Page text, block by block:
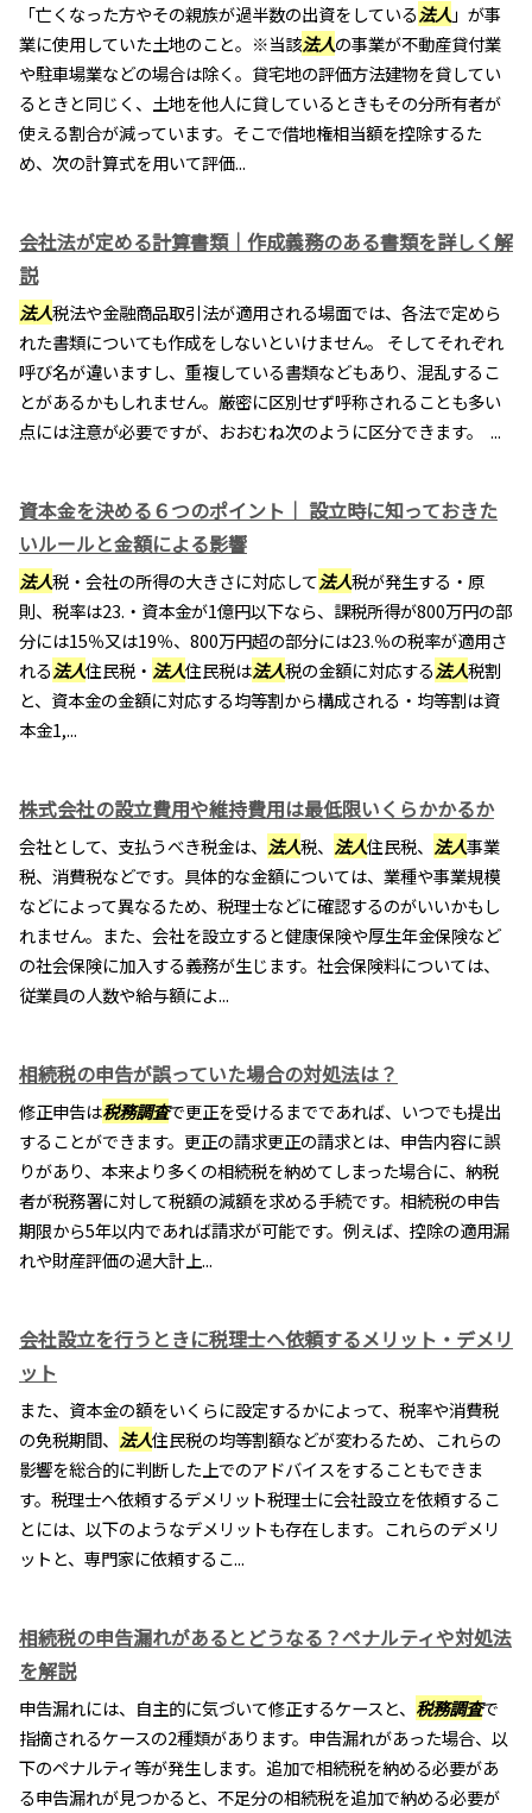
「亡くなった方やその親族が過半数の出資をしている法人」が事
業に使用していた土地のこと。※当該法人の事業が不動産貸付業
や駐車場業などの場合は除く。貸宅地の評価方法建物を貸してい
るときと同じく、土地を他人に貸しているときもその分所有者が
使える割合が減っています。そこで借地権相当額を控除するた
め、次の計算式を用いて評価...
会社法が定める計算書類｜作成義務のある書類を詳しく解
説
法人税法や金融商品取引法が適用される場面では、各法で定めら
れた書類についても作成をしないといけません。 そしてそれぞれ
呼び名が違いますし、重複している書類などもあり、混乱するこ
とがあるかもしれません。厳密に区別せず呼称されることも多い
点には注意が必要ですが、おおむね次のように区分できます。 ...
資本金を決める６つのポイント｜ 設立時に知っておきた
いルールと金額による影響
法人税・会社の所得の大きさに対応して法人税が発生する・原
則、税率は23.・資本金が1億円以下なら、課税所得が800万円の部
分には15％又は19％、800万円超の部分には23.％の税率が適用さ
れる法人住民税・ 法人住民税は法人税の金額に対応する法人税割
と、資本金の金額に対応する均等割から構成される・均等割は資
本金1,...
株式会社の設立費用や維持費用は最低限いくらかかるか
会社として、支払うべき税金は、 法人税、 法人住民税、 法人事業
税、消費税などです。具体的な金額については、業種や事業規模
などによって異なるため、税理士などに確認するのがいいかもし
れません。また、会社を設立すると健康保険や厚生年金保険など
の社会保険に加入する義務が生じます。社会保険料については、
従業員の人数や給与額によ...
相続税の申告が誤っていた場合の対処法は？
修正申告は税務調査で更正を受けるまでであれば、いつでも提出
することができます。更正の請求更正の請求とは、申告内容に誤
りがあり、本来より多くの相続税を納めてしまった場合に、納税
者が税務署に対して税額の減額を求める手続です。相続税の申告
期限から5年以内であれば請求が可能です。例えば、控除の適用漏
れや財産評価の過大計上...
会社設立を行うときに税理士へ依頼するメリット・デメリ
ット
また、資本金の額をいくらに設定するかによって、税率や消費税
の免税期間、 法人住民税の均等割額などが変わるため、これらの
影響を総合的に判断した上でのアドバイスをすることもできま
す。税理士へ依頼するデメリット税理士に会社設立を依頼するこ
とには、以下のようなデメリットも存在します。これらのデメリ
ットと、専門家に依頼するこ...
相続税の申告漏れがあるとどうなる？ペナルティや対処法
を解説
申告漏れには、自主的に気づいて修正するケースと、 税務調査で
指摘されるケースの2種類があります。申告漏れがあった場合、以
下のペナルティ等が発生します。追加で相続税を納める必要があ
る申告漏れが見つかると、不足分の相続税を追加で納める必要が